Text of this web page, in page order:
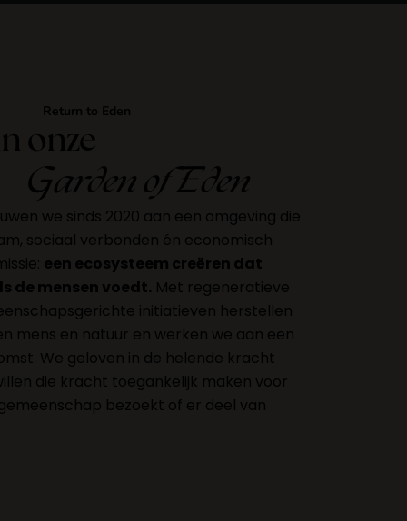
Return to Eden
onze
Garden of Eden
we sinds 2020 aan een omgeving die
sociaal verbonden én economisch
een ecosysteem creëren dat
de mensen voedt. Met regeneratieve
initiatieven herstellen
mens en natuur en werken we aan een
We geloven in de helende kracht
die kracht toegankelijk maken voor
bezoekt of er deel van